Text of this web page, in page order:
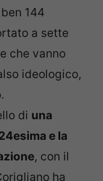
144
a sette
che vanno
ideologico,
di una
e la
, con il
ha